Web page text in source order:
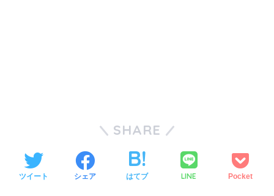
SHARE
ツイート シェア はてブ LINE Pocket